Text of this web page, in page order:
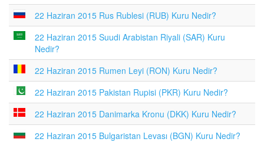
22 Haziran 2015 Rus Rublesi (RUB) Kuru Nedir?
22 Haziran 2015 Suudi Arabistan Riyali (SAR) Kuru
Nedir?
22 Haziran 2015 Rumen Leyi (RON) Kuru Nedir?
22 Haziran 2015 Pakistan Rupisi (PKR) Kuru Nedir?
22 Haziran 2015 Danimarka Kronu (DKK) Kuru Nedir?
22 Haziran 2015 Bulgaristan Levası (BGN) Kuru Nedir?